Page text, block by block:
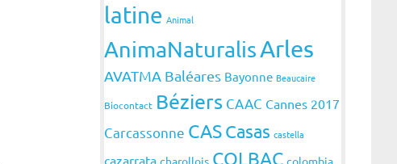
latine Animal
AnimaNaturalisArles
AVATMA Baléares Bayonne Beaucaire
Biocontact Béziers CAAC Cannes 2017
Carcassonne CASCasas castella
cazarrata charollois COLBAC colombia